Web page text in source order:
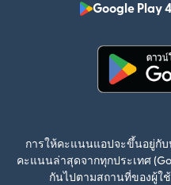
Google Play
การให้คะแนนแอปจะขึ้นอยู่กับ
คะแนนล่าสุดจากทุกประเทศ
กันไปตามสถานที่ของผู้ใ